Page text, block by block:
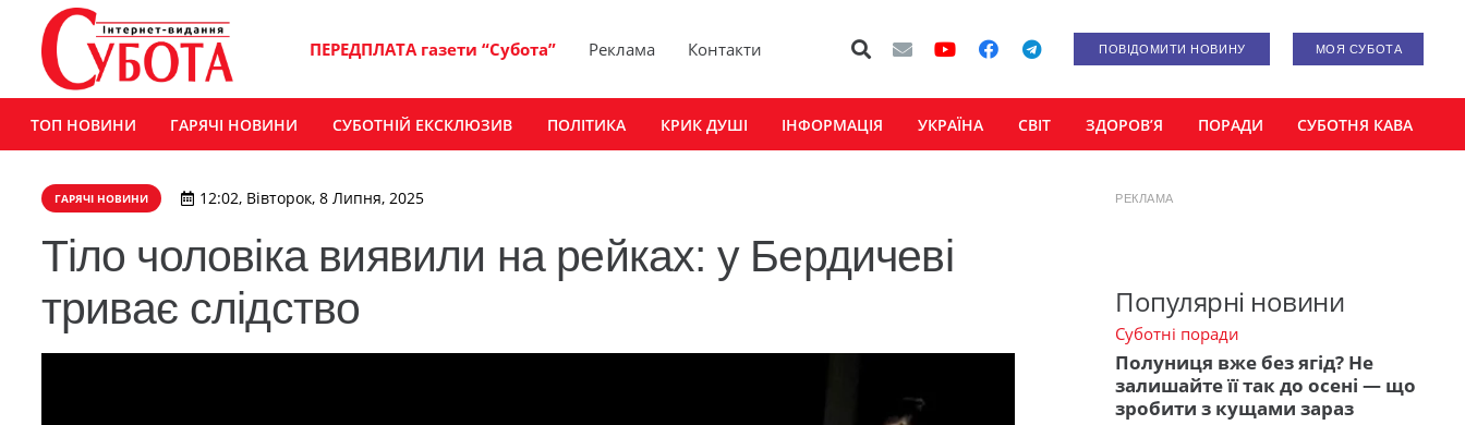
ПЕРЕДПЛАТА газети “Субота” Реклама Контакти ПОВІДОМИТИ НОВИНУ МОЯ СУБОТА
ТОП НОВИНИ ГАРЯЧІ НОВИНИ СУБОТНІЙ ЕКСКЛЮЗИВ ПОЛІТИКА КРИК ДУШІ ІНФОРМАЦІЯ УКРАЇНА СВІТ ЗДОРОВ’Я ПОРАДИ СУБОТНЯ КАВА
ГАРЯЧІ НОВИНИ 12:02, Вівторок, 8 Липня, 2025
Тіло чоловіка виявили на рейках: у Бердичеві
триває слідство
РЕКЛАМА
Популярні новини
Суботні поради
Полуниця вже без ягід? Не
залишайте її так до осені — що
зробити з кущами зараз